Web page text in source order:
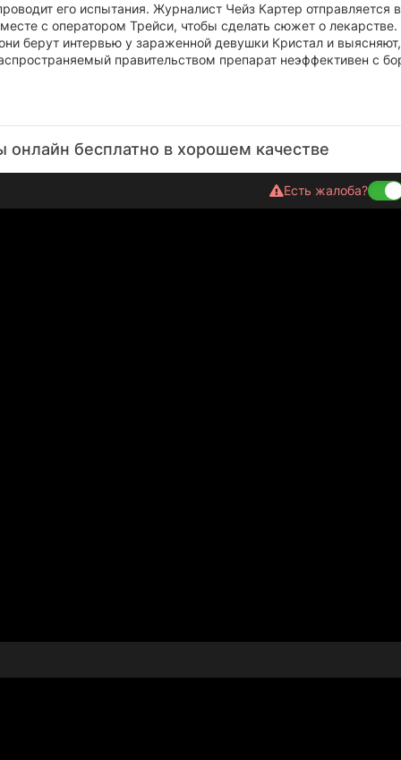
его испытания. Журналист Чейз Картер отправляется в
с оператором Трейси, чтобы сделать сюжет о лекарстве.
берут интервью у зараженной девушки Кристал и
правительством препарат неэффективен с
онлайн бесплатно в хорошем качестве
Есть жалоба?